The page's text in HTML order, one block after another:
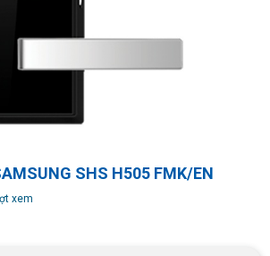
SHS H505 FMK/EN
xem